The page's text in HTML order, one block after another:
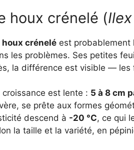
houx crénelé (
houx crénelé est probablement
les problèmes. Ses petites
la différence est visible — les
croissance est lente : 5 à 8 cm
se prête aux formes
descend à -20 °C, ce qui
la taille et la variété, en